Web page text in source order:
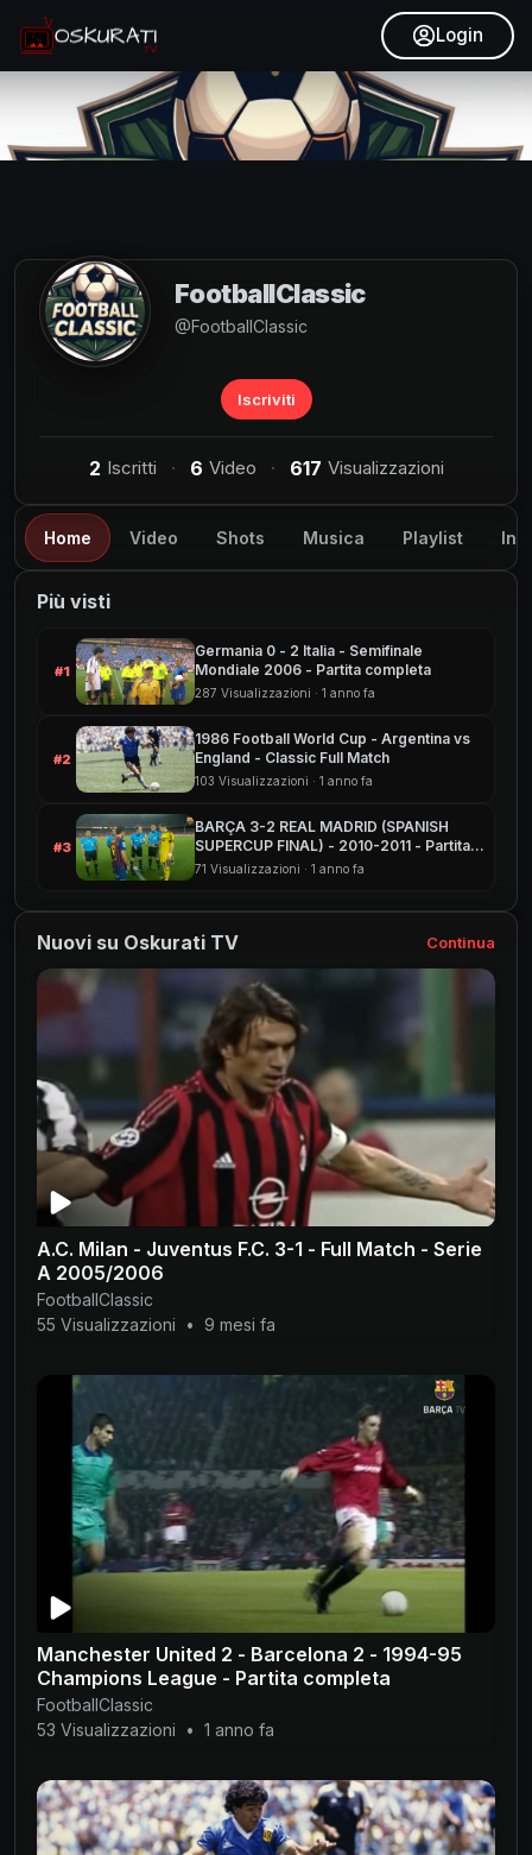
Login
FootballClassic
@FootballClassic
Iscriviti
2 Iscritti 6 Video 617 Visualizzazioni
Home Video Shots Musica Playlist
Più visti
#1
Germania 0 - 2 Italia - Semifinale
Mondiale 2006 - Partita completa
287 Visualizzazioni · 1 anno fa
#2
1986 Football World Cup - Argentina vs
England - Classic Full Match
103 Visualizzazioni · 1 anno fa
#3
BARÇA 3-2 REAL MADRID (SPANISH
SUPERCUP FINAL) - 2010-2011 - Partita
completa
71 Visualizzazioni · 1 anno fa
Nuovi su Oskurati TV Continua
A.C. Milan - Juventus F.C. 3-1 - Full Match - Serie
A 2005/2006
FootballClassic
55 Visualizzazioni
• 9 mesi fa
Manchester United 2 - Barcelona 2 - 1994-95
Champions League - Partita completa
FootballClassic
53 Visualizzazioni
• 1 anno fa